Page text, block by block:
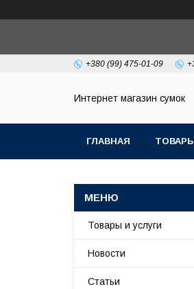
+380 (99) 475-01-09
Интернет магазин сумок
ГЛАВНАЯ
Товары и услуги
Новости
Статьи